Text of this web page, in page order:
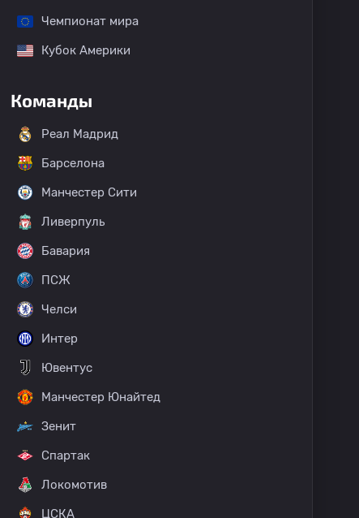
Чемпионат мира
Кубок Америки
Команды
Реал Мадрид
Барселона
Манчестер Сити
Ливерпуль
Бавария
ПСЖ
Челси
Интер
Ювентус
Манчестер Юнайтед
Зенит
Спартак
Локомотив
ЦСКА